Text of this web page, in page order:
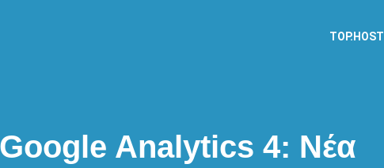
TOP.HOST
Analytics 4: Νέα